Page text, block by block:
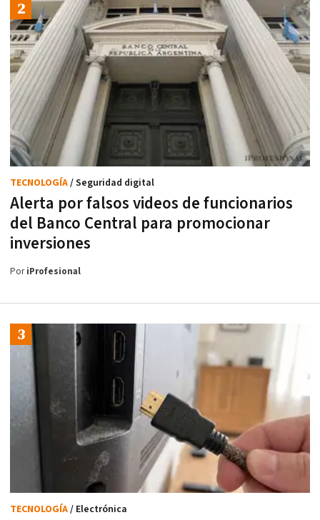
Alerta por falsos videos de funcionarios
del Banco Central para promocionar
inversiones
TECNOLOGÍA/ Seguridad digital
PoriProfesional
TECNOLOGÍA/ Electrónica